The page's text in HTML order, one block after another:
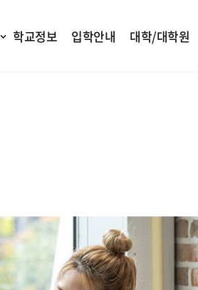
학교정보 입학안내 대학/대학원